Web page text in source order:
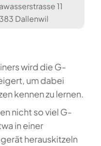
11
Dallenwil
wird die G-
um dabei
kennen zu lernen.
nicht so viel G-
in einer
herauskitzeln